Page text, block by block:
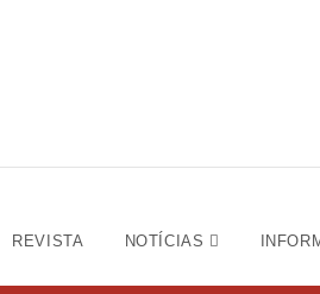
REVISTA NOTÍCIAS